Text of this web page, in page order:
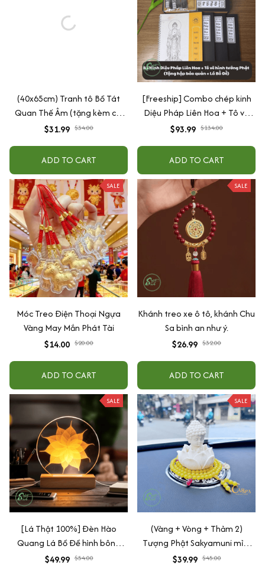
(40x65cm) Tranh tô Bồ Tát
Quan Thế Âm (tặng kèm cọ,
màu nhũ vàng)
$31.99 $34.00
ADD TO CART
[Freeship] Combo chép kinh
Diệu Pháp Liên Hoa + Tô vẽ
hình tướng Phật in mờ (Tặng
mạ vàng)
$93.99 $134.00
ADD TO CART
SALE
Móc Treo Điện Thoại Ngựa
Vàng May Mắn Phát Tài
$14.00 $20.00
ADD TO CART
SALE
Khánh treo xe ô tô, khánh Chu
Sa bình an như ý.
$26.99 $32.00
ADD TO CART
SALE
[Lá Thật 100%] Đèn Hào
Quang Lá Bồ Đề hình bông
hoa Mandala
$49.99 $54.00
SALE
(Vàng + Vòng + Thảm 2)
Tượng Phật Sakyamuni mỉm
cười cầu bình an may mắn để
$39.99 $45.00